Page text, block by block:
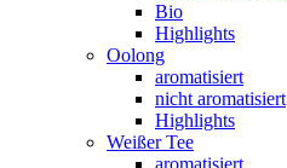
Bio
Highlights
Oolong
aromatisiert
nicht aromatisiert
Highlights
Weißer Tee
aromatisiert